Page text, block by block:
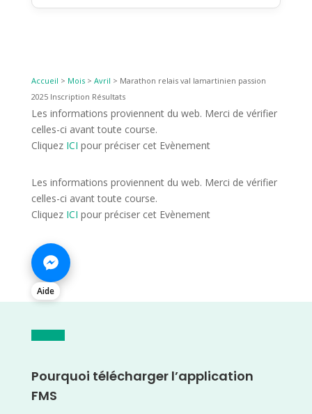
Accueil > Mois> Avril > Marathon relais val lamartinien passion
2025 Inscription Résultats
Les informations proviennent du web. Merci de vérifier
celles-ci avant toute course.
Cliquez ICI pour préciser cet Evènement
Les informations proviennent du web. Merci de vérifier
celles-ci avant toute course.
Cliquez ICI pour préciser cet Evènement
Aide
Pourquoi télécharger l’application
FMS